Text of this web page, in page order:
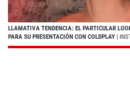
LLAMATIVA TENDENCIA: EL PARTICULAR
PARA SU PRESENTACIÓN CON COLDPLAY |